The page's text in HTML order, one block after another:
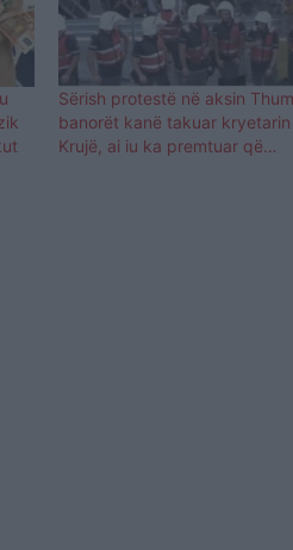
Sërish protestë në aksin
banorët kanë takuar kryetarin
Krujë, ai iu ka premtuar që…